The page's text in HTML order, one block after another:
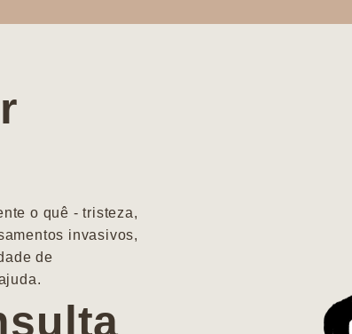
o quê - tristeza,
invasivos,
de